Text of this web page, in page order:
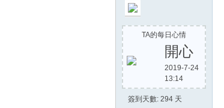
TA的每日心情
開心
2019-7-24
13:14
簽到天數: 294 天